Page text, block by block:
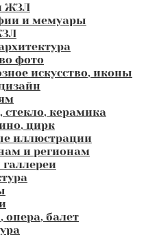
ЖЗЛ
и мемуары
фото
искусство, иконы
керамика
цирк
иллюстрации
и регионам
балет